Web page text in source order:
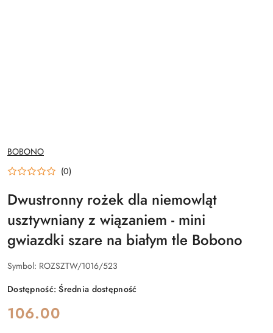
NAZWA
PRODUCENTA:
BOBONO
(0)
Dwustronny rożek dla niemowląt
usztywniany z wiązaniem - mini
gwiazdki szare na białym tle Bobono
Symbol: ROZSZTW/1016/523
Dostępność:Średnia dostępność
cena:
106.00